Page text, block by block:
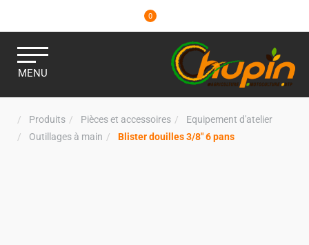
0
MENU
Produits Pièces et accessoires
Equipement d'atelier
Outillages à main
Blister douilles 3/8" 6 pans